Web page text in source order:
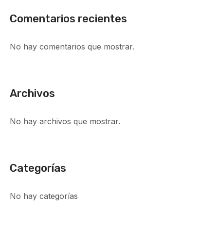
Comentarios recientes
No hay comentarios que mostrar.
Archivos
No hay archivos que mostrar.
Categorías
No hay categorías